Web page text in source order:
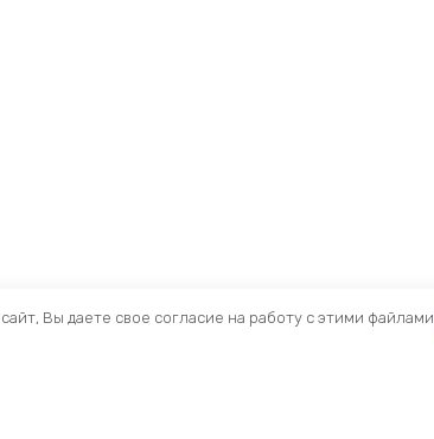
Вы даете свое согласие на работу с этими файлами.